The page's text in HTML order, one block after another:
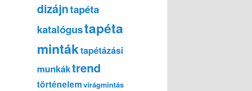
dizájntapéta
katalógustapéta
mintáktapétázási
munkáktrend
történelemvirágmintás